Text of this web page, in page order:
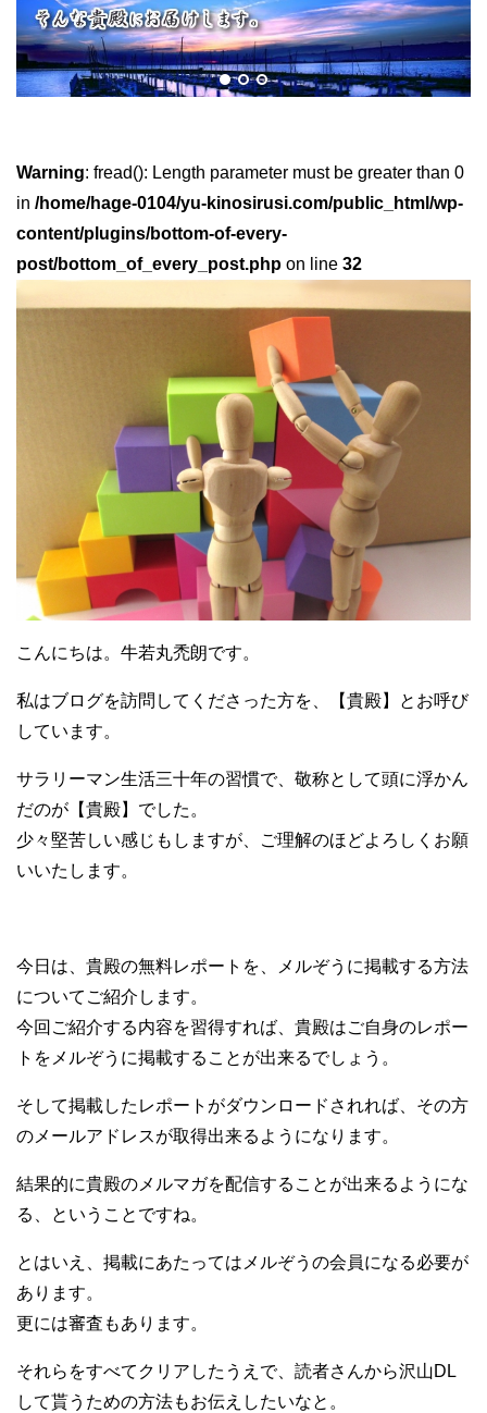
Warning: fread(): Length parameter must be greater than 0
in /home/hage-0104/yu-kinosirusi.com/public_html/wp-
content/plugins/bottom-of-every-
post/bottom_of_every_post.php on line 32
こんにちは。牛若丸禿朗です。
私はブログを訪問してくださった方を、【貴殿】とお呼び
しています。
サラリーマン生活三十年の習慣で、敬称として頭に浮かん
だのが【貴殿】でした。
少々堅苦しい感じもしますが、ご理解のほどよろしくお願
いいたします。
今日は、貴殿の無料レポートを、メルぞうに掲載する方法
についてご紹介します。
今回ご紹介する内容を習得すれば、貴殿はご自身のレポー
トをメルぞうに掲載することが出来るでしょう。
そして掲載したレポートがダウンロードされれば、その方
のメールアドレスが取得出来るようになります。
結果的に貴殿のメルマガを配信することが出来るようにな
る、ということですね。
とはいえ、掲載にあたってはメルぞうの会員になる必要が
あります。
更には審査もあります。
それらをすべてクリアしたうえで、読者さんから沢山DL
して貰うための方法もお伝えしたいなと。